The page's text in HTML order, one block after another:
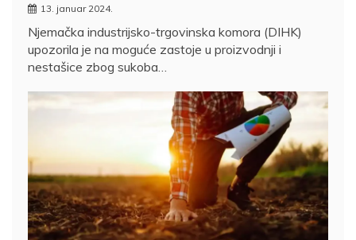
13. januar 2024.
Njemačka industrijsko-trgovinska komora (DIHK)
upozorila je na moguće zastoje u proizvodnji i
nestašice zbog sukoba…